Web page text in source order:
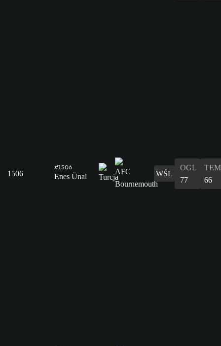
1506
#1506
Enes Ünal WŚL
OGL
77
TEM
66